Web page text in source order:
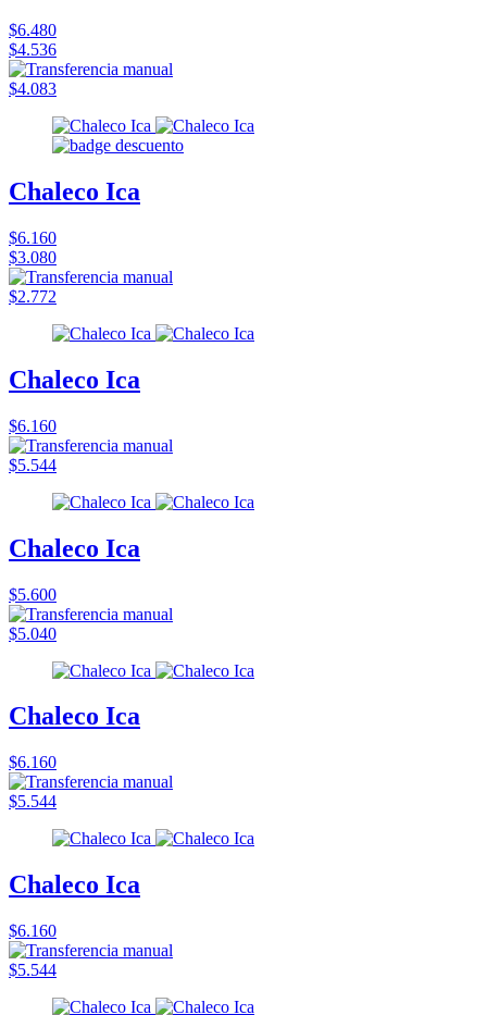
$6.480
$4.536
$4.083
Chaleco Ica
$6.160
$3.080
$2.772
Chaleco Ica
$6.160
$5.544
Chaleco Ica
$5.600
$5.040
Chaleco Ica
$6.160
$5.544
Chaleco Ica
$6.160
$5.544